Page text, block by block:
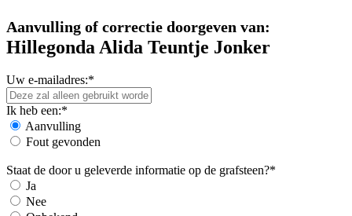
Aanvulling of correctie doorgeven van:
Hillegonda Alida Teuntje Jonker
Uw e-mailadres:*
Ik heb een:*
Aanvulling
Fout gevonden
Staat de door u geleverde informatie op de grafsteen?*
Ja
Nee